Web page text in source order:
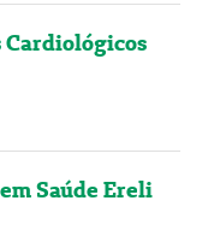
Cardiológicos
Saúde Ereli